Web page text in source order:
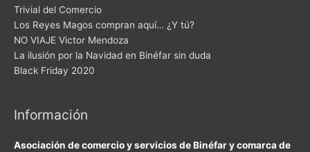
Trivial del Comercio
Los Reyes Magos compran aquí… ¿Y tú?
NO VIAJE Victor Mendoza
La ilusión por la Navidad en Binéfar sin duda
Black Friday 2020
Información
Asociación de comercio y servicios de Binéfar y comarca de